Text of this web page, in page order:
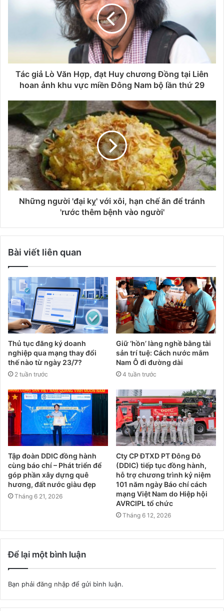
Tác giả Lò Văn Hợp, đạt Huy chương Đồng tại Liên
hoan ảnh khu vực miền Đông Nam bộ lần thứ 29
Những người 'đại kỵ' với xôi, hạn chế ăn để tránh
'rước thêm bệnh vào người'
Bài viết liên quan
Thủ tục đăng ký doanh
nghiệp qua mạng thay đổi
thế nào từ ngày 23/7?
2 tuần trước
Giữ ‘hồn’ làng nghề bằng tài
sản trí tuệ: Cách nước mắm
Nam Ô đi đường dài
4 tuần trước
Tập đoàn DDIC đồng hành
cùng báo chí – Phát triển để
góp phần xây dựng quê
hương, đất nước giàu đẹp
Tháng 6 21, 2026
Cty CP ĐTXD PT Đông Đô
(DDIC) tiếp tục đồng hành,
hỗ trợ chương trình kỷ niệm
101 năm ngày Báo chí cách
mạng Việt Nam do Hiệp hội
AVRCIPL tổ chức
Tháng 6 12, 2026
Để lại một bình luận
Bạn phải đăng nhập để gửi bình luận.